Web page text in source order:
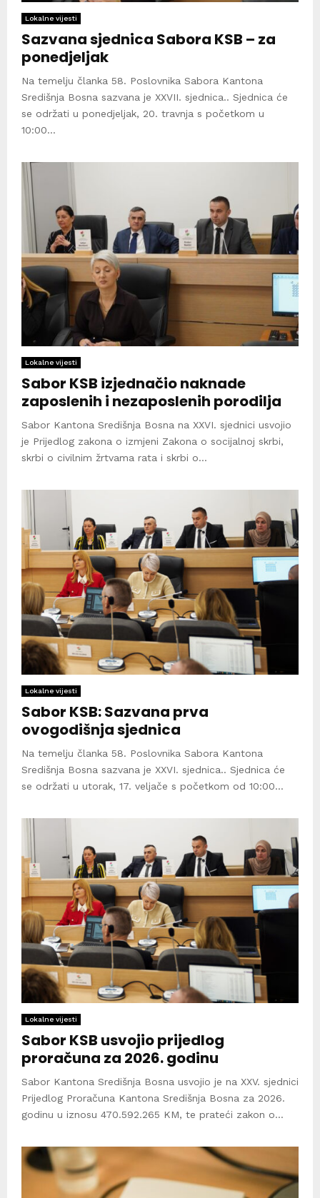
Lokalne vijesti
Sazvana sjednica Sabora KSB – za
ponedjeljak
Na temelju članka 58. Poslovnika Sabora Kantona
Središnja Bosna sazvana je XXVII. sjednica.. Sjednica će
se održati u ponedjeljak, 20. travnja s početkom u
10:00...
Lokalne vijesti
Sabor KSB izjednačio naknade
zaposlenih i nezaposlenih porodilja
Sabor Kantona Središnja Bosna na XXVI. sjednici usvojio
je Prijedlog zakona o izmjeni Zakona o socijalnoj skrbi,
skrbi o civilnim žrtvama rata i skrbi o...
Lokalne vijesti
Sabor KSB: Sazvana prva
ovogodišnja sjednica
Na temelju članka 58. Poslovnika Sabora Kantona
Središnja Bosna sazvana je XXVI. sjednica.. Sjednica će
se održati u utorak, 17. veljače s početkom od 10:00...
Lokalne vijesti
Sabor KSB usvojio prijedlog
proračuna za 2026. godinu
Sabor Kantona Središnja Bosna usvojio je na XXV. sjednici
Prijedlog Proračuna Kantona Središnja Bosna za 2026.
godinu u iznosu 470.592.265 KM, te prateći zakon o...